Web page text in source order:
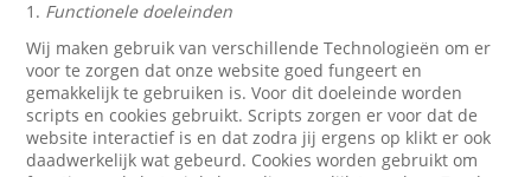
1. Functionele doeleinden
Wij maken gebruik van verschillende Technologieën om er
voor te zorgen dat onze website goed fungeert en
gemakkelijk te gebruiken is. Voor dit doeleinde worden
scripts en cookies gebruikt. Scripts zorgen er voor dat de
website interactief is en dat zodra jij ergens op klikt er ook
daadwerkelijk wat gebeurd. Cookies worden gebruikt om